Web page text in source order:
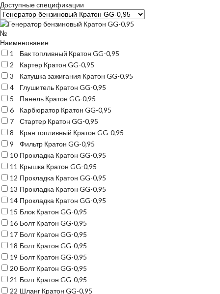
Доступные спецификации
№
Наименование
1
Бак топливный Кратон GG-0,95
2
Картер Кратон GG-0,95
3
Катушка зажигания Кратон GG-0,95
4
Глушитель Кратон GG-0,95
5
Панель Кратон GG-0,95
6
Карбюратор Кратон GG-0,95
7
Стартер Кратон GG-0,95
8
Кран топливный Кратон GG-0,95
9
Фильтр Кратон GG-0,95
10 Прокладка Кратон GG-0,95
11 Крышка Кратон GG-0,95
12 Прокладка Кратон GG-0,95
13 Прокладка Кратон GG-0,95
14 Прокладка Кратон GG-0,95
15 Блок Кратон GG-0,95
16 Болт Кратон GG-0,95
17 Болт Кратон GG-0,95
18 Болт Кратон GG-0,95
19 Болт Кратон GG-0,95
20 Болт Кратон GG-0,95
21 Болт Кратон GG-0,95
22 Шланг Кратон GG-0,95